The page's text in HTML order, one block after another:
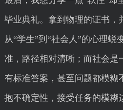
毕业典礼。拿到物理的证书，
从“学生”到“社会人”的心理蜕
准，路径相对清晰；而社会是
有标准答案，甚至问题都模糊
抱不确定性，接受任务的模糊